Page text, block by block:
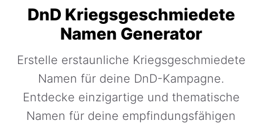
DnD Kriegsgeschmiedete
Namen Generator
Erstelle erstaunliche Kriegsgeschmiedete
Namen für deine DnD-Kampagne.
Entdecke einzigartige und thematische
Namen für deine empfindungsfähigen